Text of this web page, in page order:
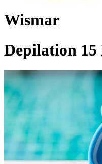
Wismar
Depilation